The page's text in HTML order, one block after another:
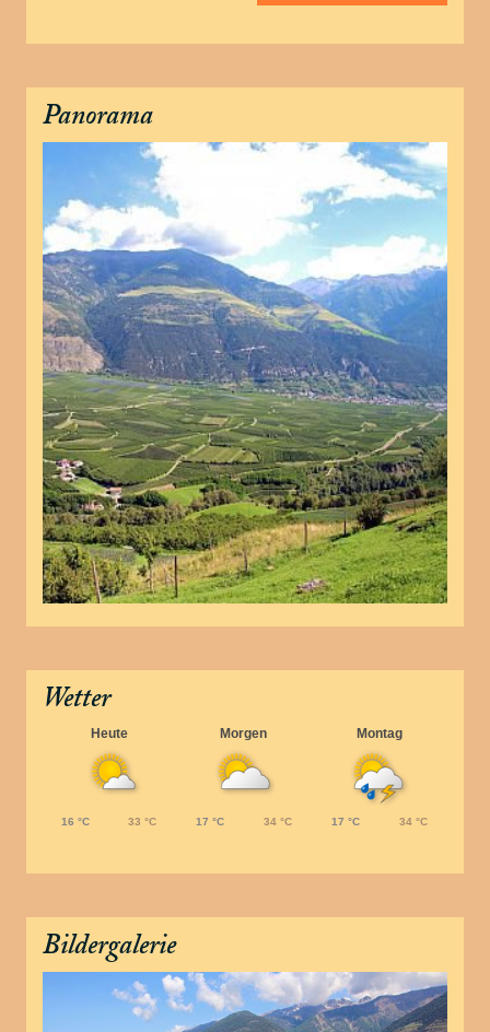
Panorama
Wetter
Heute Morgen Montag
16 °C 33 °C 17 °C 34 °C 17 °C 34 °C
Bildergalerie